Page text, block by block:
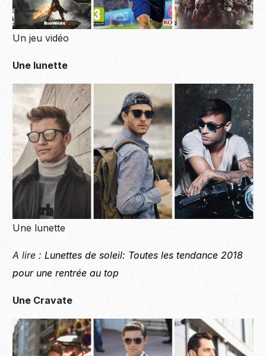
Un jeu vidéo
Une lunette
Une lunette
A lire :Lunettes de soleil: Toutes les tendance 2018
pour une rentrée au top
Une Cravate